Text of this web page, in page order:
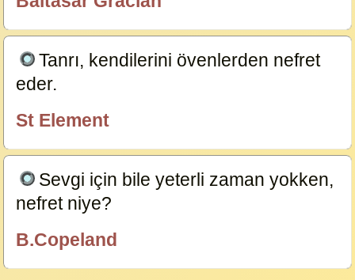
Tanrı, kendilerini övenlerden nefret
eder.
St Element
Sevgi için bile yeterli zaman yokken,
nefret niye?
B.Copeland